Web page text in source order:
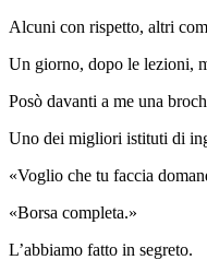
Alcuni con rispetto, altri
Un giorno, dopo le lezioni,
Posò davanti a me una
Uno dei migliori istituti di
«Voglio che tu faccia
«Borsa completa.»
L’abbiamo fatto in segreto.